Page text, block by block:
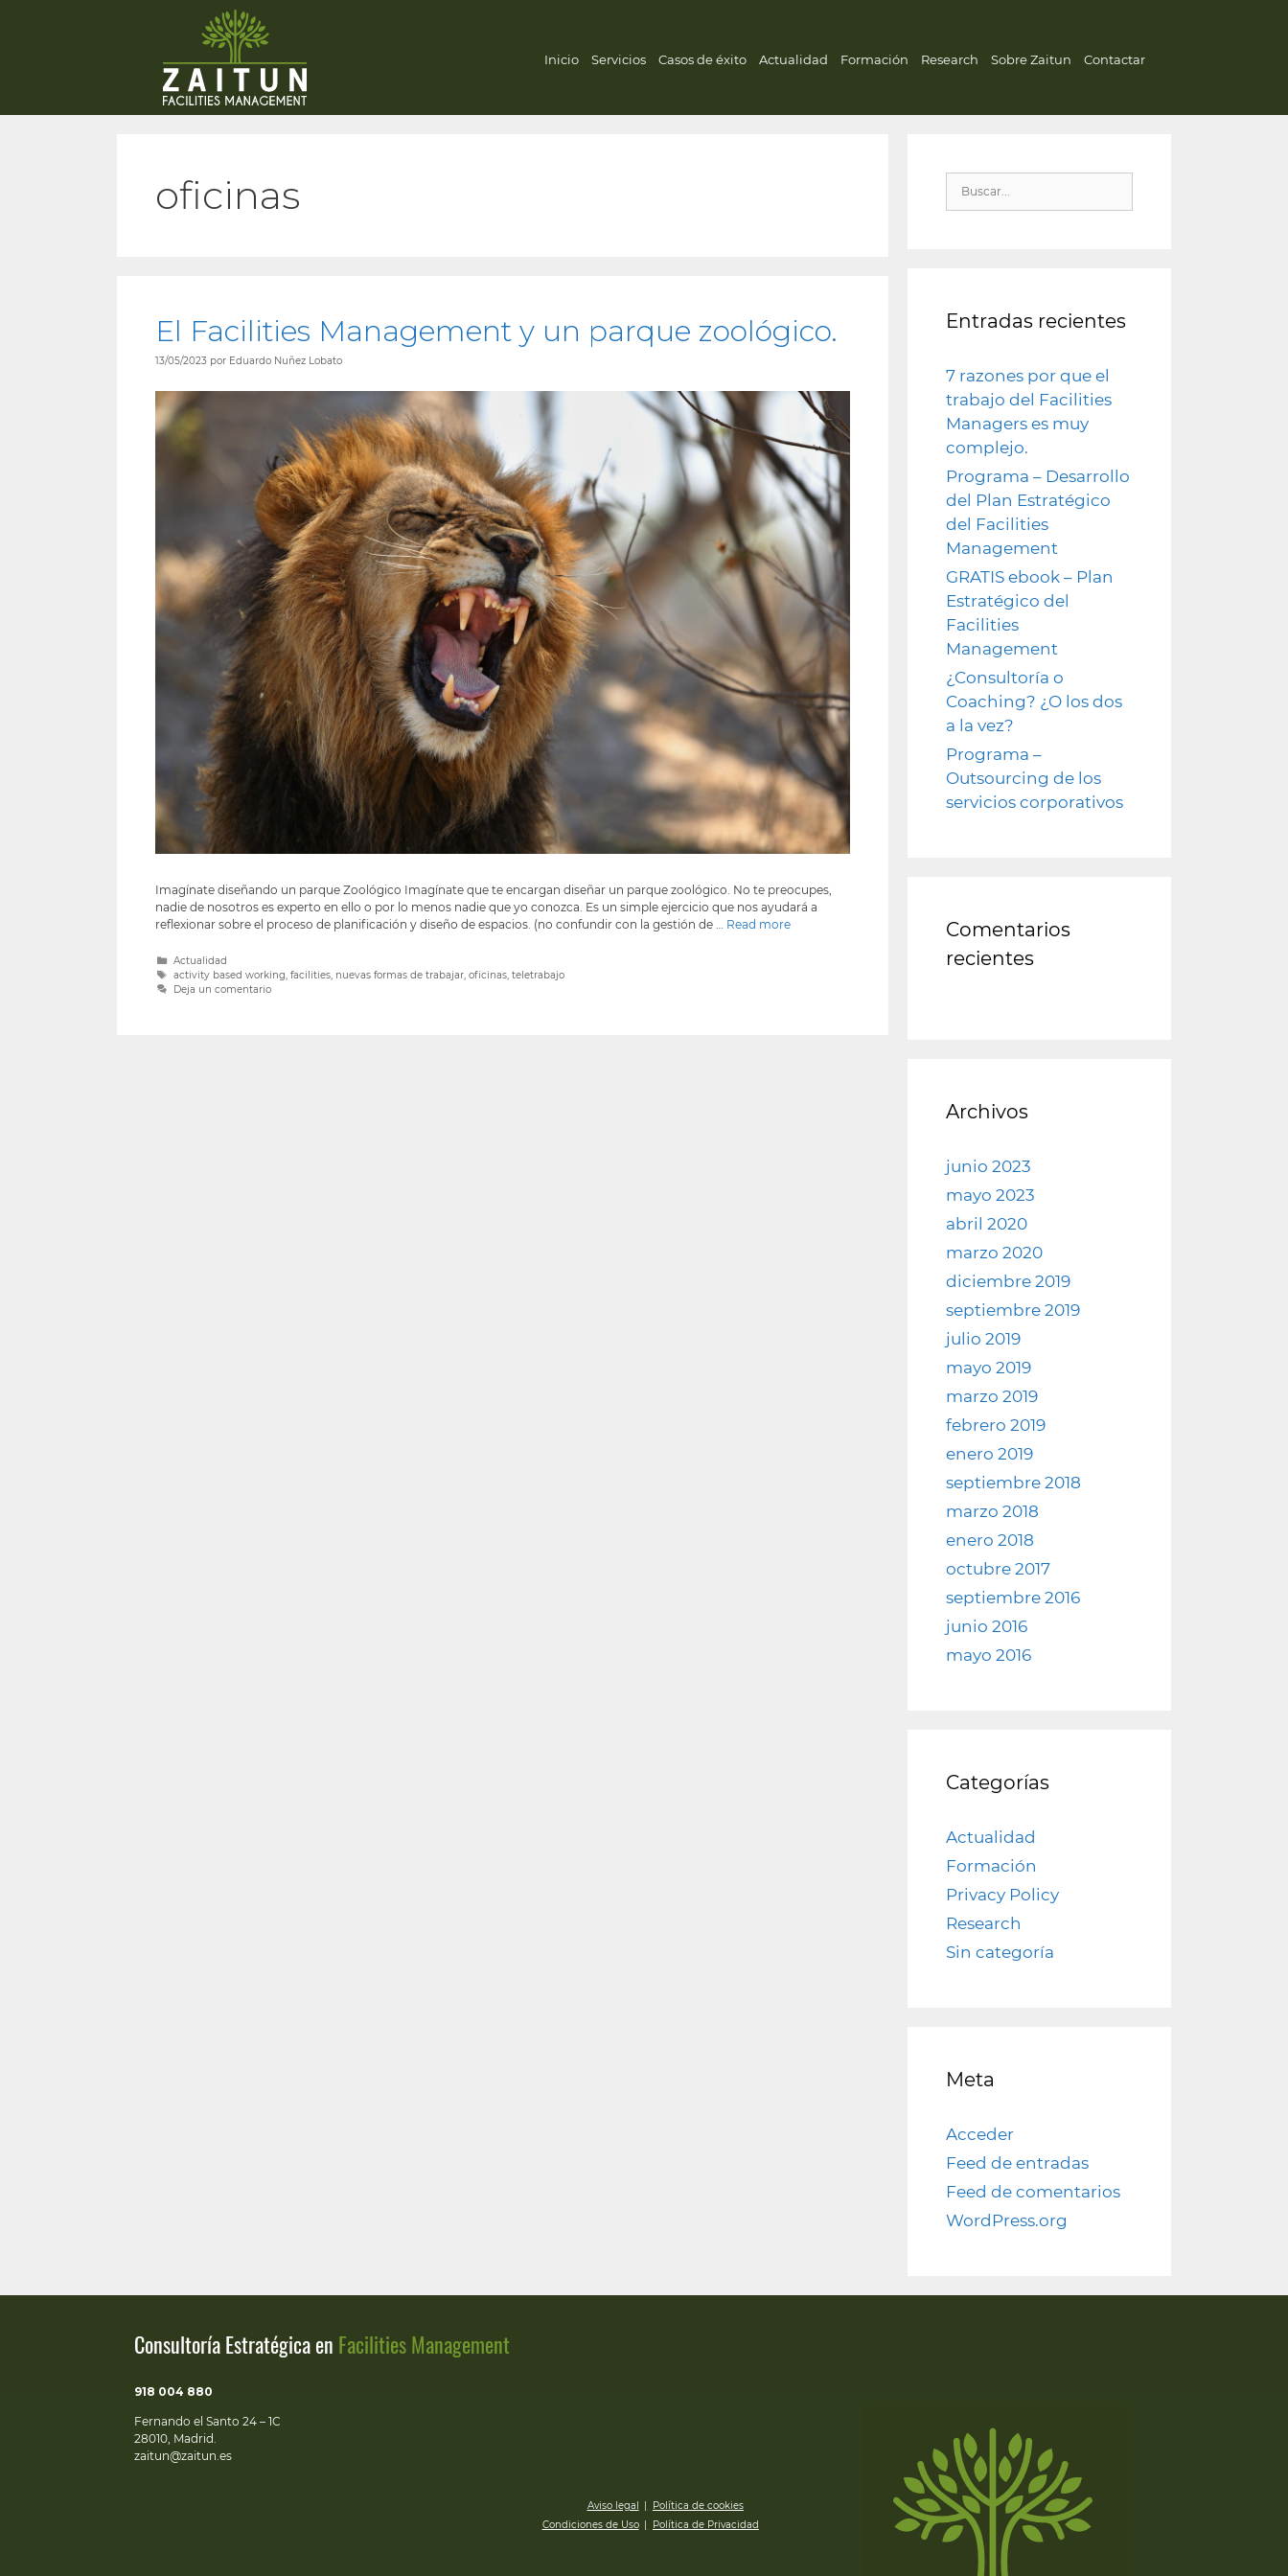
Inicio Servicios Casos de éxito Actualidad Formación Research Sobre Zaitun Contactar
oficinas
El Facilities Management y un parque zoológico.
13/05/2023 por Eduardo Nuñez Lobato
Imagínate diseñando un parque Zoológico Imagínate que te encargan diseñar un parque zoológico. No te preocupes,
nadie de nosotros es experto en ello o por lo menos nadie que yo conozca. Es un simple ejercicio que nos ayudará a
reflexionar sobre el proceso de planificación y diseño de espacios. (no confundir con la gestión de … Read more
Actualidad
activity based working,facilities, nuevas formas de trabajar,oficinas,teletrabajo
Deja un comentario
Entradas recientes
7 razones por que el
trabajo del Facilities
Managers es muy
complejo.
Programa – Desarrollo
del Plan Estratégico
del Facilities
Management
GRATIS ebook – Plan
Estratégico del
Facilities
Management
¿Consultoría o
Coaching? ¿O los dos
a la vez?
Programa –
Outsourcing de los
servicios corporativos
Comentarios
recientes
Archivos
junio 2023
mayo 2023
abril 2020
marzo 2020
diciembre 2019
septiembre 2019
julio 2019
mayo 2019
marzo 2019
febrero 2019
enero 2019
septiembre 2018
marzo 2018
enero 2018
octubre 2017
septiembre 2016
junio 2016
mayo 2016
Categorías
Actualidad
Formación
Privacy Policy
Research
Sin categoría
Meta
Acceder
Feed de entradas
Feed de comentarios
WordPress.org
Consultoría Estratégica en Facilities Management
918 004 880
Fernando el Santo 24 – 1C
28010, Madrid.
zaitun@zaitun.es
Aviso legal |
Política de cookies
Condiciones de Uso | Política de Privacidad